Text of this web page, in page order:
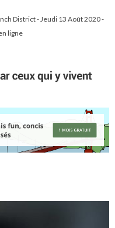
District - Jeudi 13 Août 2020 -
ligne